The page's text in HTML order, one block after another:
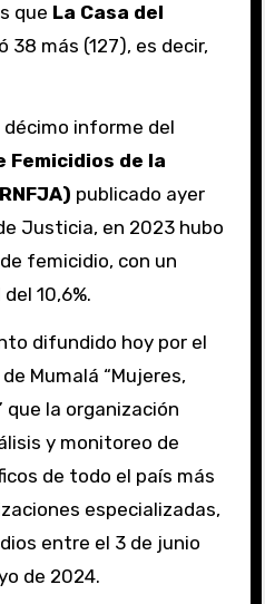
que La Casa del
38 más (127), es decir,
informe del
Femicidios de la
publicado ayer
Justicia, en 2023 hubo
femicidio, con un
10,6%.
difundido hoy por el
Mumalá “Mujeres,
que la organización
y monitoreo de
de todo el país más
especializadas,
entre el 3 de junio
de 2024.